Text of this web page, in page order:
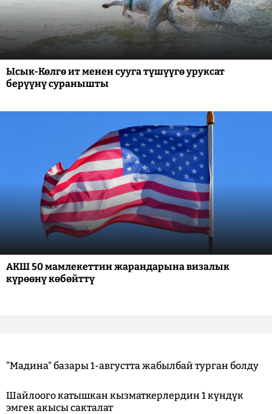
Ысык-Көлгө ит менен сууга түшүүгө уруксат
берүүнү суранышты
АКШ 50 мамлекеттин жарандарына визалык
күрөөнү көбөйттү
"Мадина" базары 1-августта жабылбай турган болду
Шайлоого катышкан кызматкерлердин 1 күндүк
эмгек акысы сакталат